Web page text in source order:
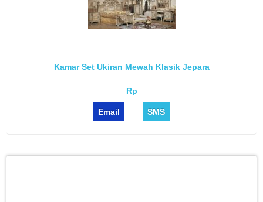
Kamar Set Ukiran Mewah Klasik Jepara
Rp
Email SMS